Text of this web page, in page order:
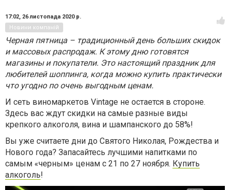
17:02, 26 листопада 2020 р.
Новини компаній
Черная пятница – традиционный день больших скидок
и массовых распродаж. К этому дню готовятся
магазины и покупатели. Это настоящий праздник для
любителей шоппинга, когда можно купить практически
что угодно по очень выгодным ценам.
И сеть виномаркетов Vintage не остается в стороне.
Здесь вас ждут скидки на самые разные виды
крепкого алкоголя, вина и шампанского до 58%!
Вы уже считаете дни до Святого Николая, Рождества и
Нового года? Запасайтесь лучшими напитками по
самым «черным» ценам с 21 по 27 ноября. Купить
алкоголь!